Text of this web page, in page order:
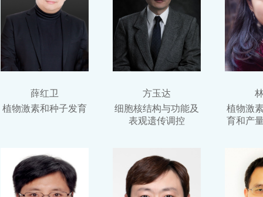
薛红卫
植物激素和种子发育
方玉达
细胞核结构与功能及
表观遗传调控
植物激
育和产